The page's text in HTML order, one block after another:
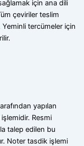
için ana dili
çeviriler teslim
tercümeler için
yapılan
Resmi
talep edilen bu
Noter tasdik işlemi